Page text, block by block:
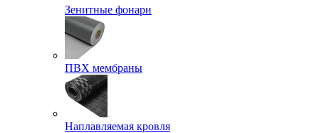
Зенитные фонари
ПВХ мембраны
Наплавляемая кровля